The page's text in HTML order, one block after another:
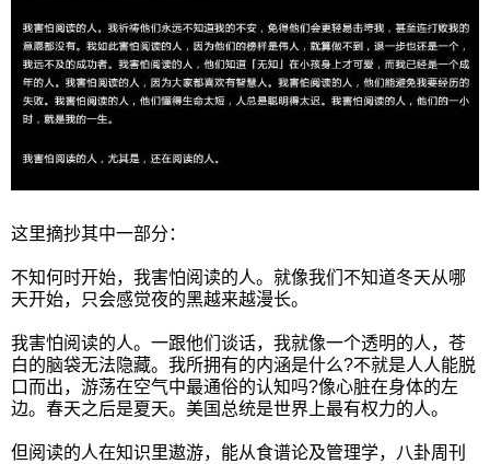
这里摘抄其中一部分：
不知何时开始，我害怕阅读的人。就像我们不知道冬天从哪
天开始，只会感觉夜的黑越来越漫长。
我害怕阅读的人。一跟他们谈话，我就像一个透明的人，苍
白的脑袋无法隐藏。我所拥有的内涵是什么?不就是人人能脱
口而出，游荡在空气中最通俗的认知吗?像心脏在身体的左
边。春天之后是夏天。美国总统是世界上最有权力的人。
但阅读的人在知识里遨游，能从食谱论及管理学，八卦周刊